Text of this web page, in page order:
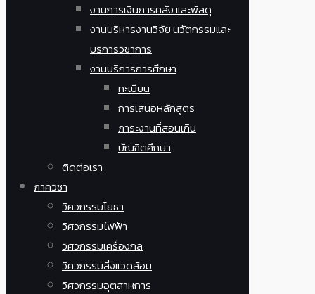
งานการเงินการคลัง และพัสดุ
งานบริหารงานวิจัย นวัตกรรมและ
บริการวิชาการ
งานบริการการศึกษา
ทะเบียน
การเสนอหลักสูตร
ภาระงานที่สอนเกิน
บัณฑิตศึกษา
ติดต่อเรา
ภาควิชา
วิศวกรรมโยธา
วิศวกรรมไฟฟ้า
วิศวกรรมเครื่องกล
วิศวกรรมสิ่งแวดล้อม
วิศวกรรมอุตสาหการ